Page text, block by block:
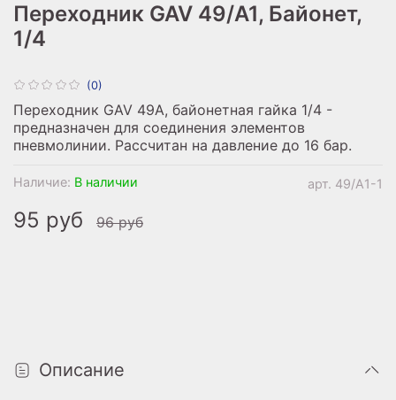
(0)
арт. 49/A1-1
Наличие: В наличии
Переходник GAV 49/A1, Байонет,
1/4
95 руб 96 руб
Переходник GAV 49A, байонетная гайка 1/4 -
предназначен для соединения элементов
пневмолинии. Рассчитан на давление до 16 бар.
Описание